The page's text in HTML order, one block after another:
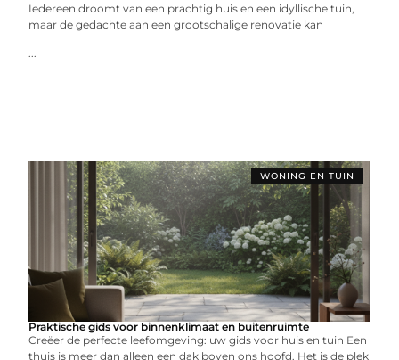
Iedereen droomt van een prachtig huis en een idyllische tuin,
maar de gedachte aan een grootschalige renovatie kan
...
WONING EN TUIN
Praktische gids voor binnenklimaat en buitenruimte
Creëer de perfecte leefomgeving: uw gids voor huis en tuin Een
thuis is meer dan alleen een dak boven ons hoofd. Het is de plek